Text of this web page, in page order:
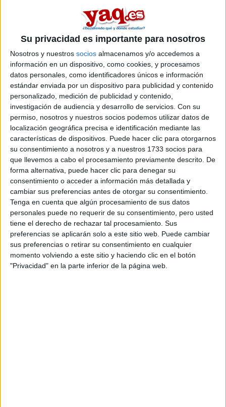
Su privacidad es importante para nosotros
Nosotros y nuestros socios almacenamos y/o accedemos a
información en un dispositivo, como cookies, y procesamos
datos personales, como identificadores únicos e información
estándar enviada por un dispositivo para publicidad y contenido
personalizado, medición de publicidad y contenido,
investigación de audiencia y desarrollo de servicios. Con su
permiso, nosotros y nuestros socios podemos utilizar datos de
localización geográfica precisa e identificación mediante las
características de dispositivos. Puede hacer clic para otorgarnos
su consentimiento a nosotros y a nuestros 1733 socios para
que llevemos a cabo el procesamiento previamente descrito. De
forma alternativa, puede hacer clic para denegar su
consentimiento o acceder a información más detallada y
cambiar sus preferencias antes de otorgar su consentimiento.
Tenga en cuenta que algún procesamiento de sus datos
personales puede no requerir de su consentimiento, pero usted
tiene el derecho de rechazar tal procesamiento. Sus
preferencias se aplicarán solo a este sitio web. Puede cambiar
sus preferencias o retirar su consentimiento en cualquier
momento volviendo a este sitio y haciendo clic en el botón
"Privacidad" en la parte inferior de la página web.
Sobre ti
Soy:*
Chico
Chica
¿En qué año terminas (o terminaste) bachillerato o FP?
Soy estudiante de:*
Términos y Condiciones de Uso
Aceptolos Términos y Condicionesde uso*